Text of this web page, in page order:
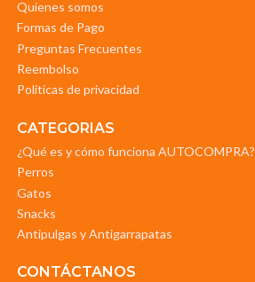
Quienes somos
Formas de Pago
Preguntas Frecuentes
Reembolso
Politicas de privacidad
CATEGORIAS
¿Qué es y cómo funciona AUTOCOMPRA?
Perros
Gatos
Snacks
Antipulgas y Antigarrapatas
CONTÁCTANOS